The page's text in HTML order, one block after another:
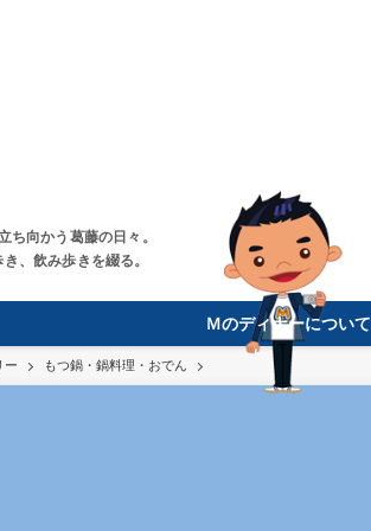
ち向かう葛藤の日々。
、飲み歩きを綴る。
Ｍのディナーについて
ー もつ鍋・鍋料理・おでん